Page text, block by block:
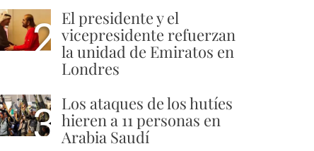
2 El presidente y el
vicepresidente refuerzan
la unidad de Emiratos en
Londres
3 Los ataques de los hutíes
hieren a 11 personas en
Arabia Saudí